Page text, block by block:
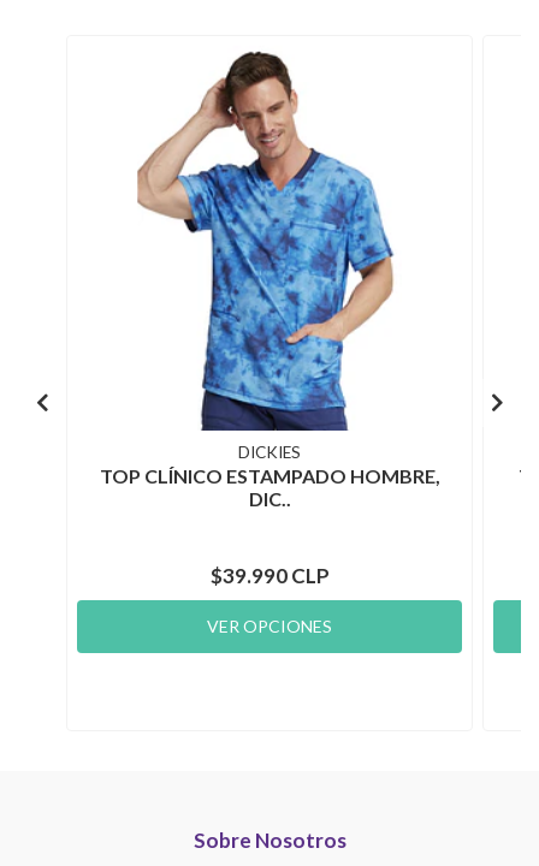
DICKIES
TOP CLÍNICO ESTAMPADO HOMBRE,
DIC..
$39.990 CLP
VER OPCIONES
Sobre Nosotros